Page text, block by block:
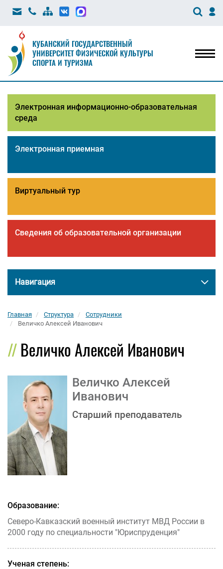
КУБАНСКИЙ ГОСУДАРСТВЕННЫЙ
УНИВЕРСИТЕТ ФИЗИЧЕСКОЙ КУЛЬТУРЫ
СПОРТА И ТУРИЗМА
Электронная информационно-образовательная
среда
Электронная приемная
Виртуальный тур
Сведения об образовательной организации
Навигация
Главная Структура
Сотрудники
Величко Алексей Иванович
Величко Алексей Иванович
Величко Алексей
Иванович
Старший преподаватель
Образование:
Северо-Кавказский военный институт МВД России в
2000 году по специальности "Юриспруденция"
Ученая степень: